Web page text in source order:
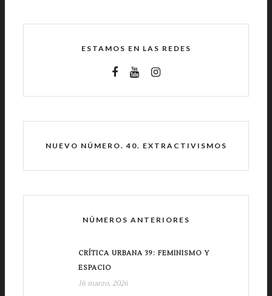
ESTAMOS EN LAS REDES
NUEVO NÚMERO. 40. EXTRACTIVISMOS
NÚMEROS ANTERIORES
CRÍTICA URBANA 39: FEMINISMO Y
ESPACIO
16 marzo, 2026